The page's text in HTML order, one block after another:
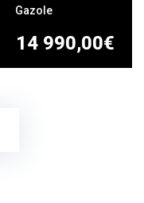
14 990,00€
Gazole